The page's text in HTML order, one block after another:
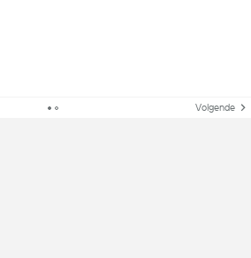
Volgende